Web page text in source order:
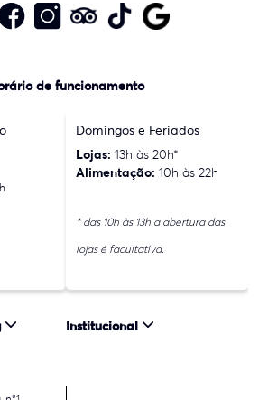
de funcionamento
Domingos e Feriados
Lojas: 13h às 20h*
Alimentação: 10h às 22h
* das 10h às 13h a abertura das
lojas é facultativa.
Institucional